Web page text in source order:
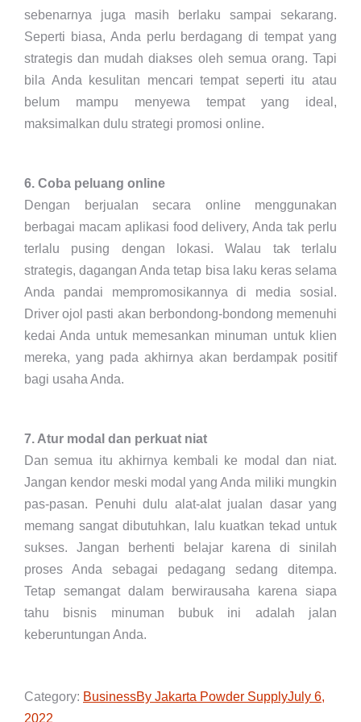
sebenarnya juga masih berlaku sampai sekarang.
Seperti biasa, Anda perlu berdagang di tempat yang
strategis dan mudah diakses oleh semua orang. Tapi
bila Anda kesulitan mencari tempat seperti itu atau
belum mampu menyewa tempat yang ideal,
maksimalkan dulu strategi promosi online.
6. Coba peluang online
Dengan berjualan secara online menggunakan
berbagai macam aplikasi food delivery, Anda tak perlu
terlalu pusing dengan lokasi. Walau tak terlalu
strategis, dagangan Anda tetap bisa laku keras selama
Anda pandai mempromosikannya di media sosial.
Driver ojol pasti akan berbondong-bondong memenuhi
kedai Anda untuk memesankan minuman untuk klien
mereka, yang pada akhirnya akan berdampak positif
bagi usaha Anda.
7. Atur modal dan perkuat niat
Dan semua itu akhirnya kembali ke modal dan niat.
Jangan kendor meski modal yang Anda miliki mungkin
pas-pasan. Penuhi dulu alat-alat jualan dasar yang
memang sangat dibutuhkan, lalu kuatkan tekad untuk
sukses. Jangan berhenti belajar karena di sinilah
proses Anda sebagai pedagang sedang ditempa.
Tetap semangat dalam berwirausaha karena siapa
tahu bisnis minuman bubuk ini adalah jalan
keberuntungan Anda.
Category: BusinessBy Jakarta Powder SupplyJuly 6,
2022